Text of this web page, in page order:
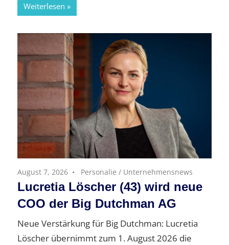
Weiterlesen
August 7, 2026 Personalie / Unternehmensnews
Lucretia Löscher (43) wird neue
COO der Big Dutchman AG
Neue Verstärkung für Big Dutchman: Lucretia
Löscher übernimmt zum 1. August 2026 die